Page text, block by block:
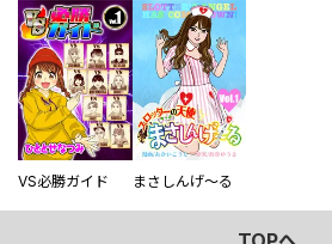
VS必勝ガイド まさしんげ～る